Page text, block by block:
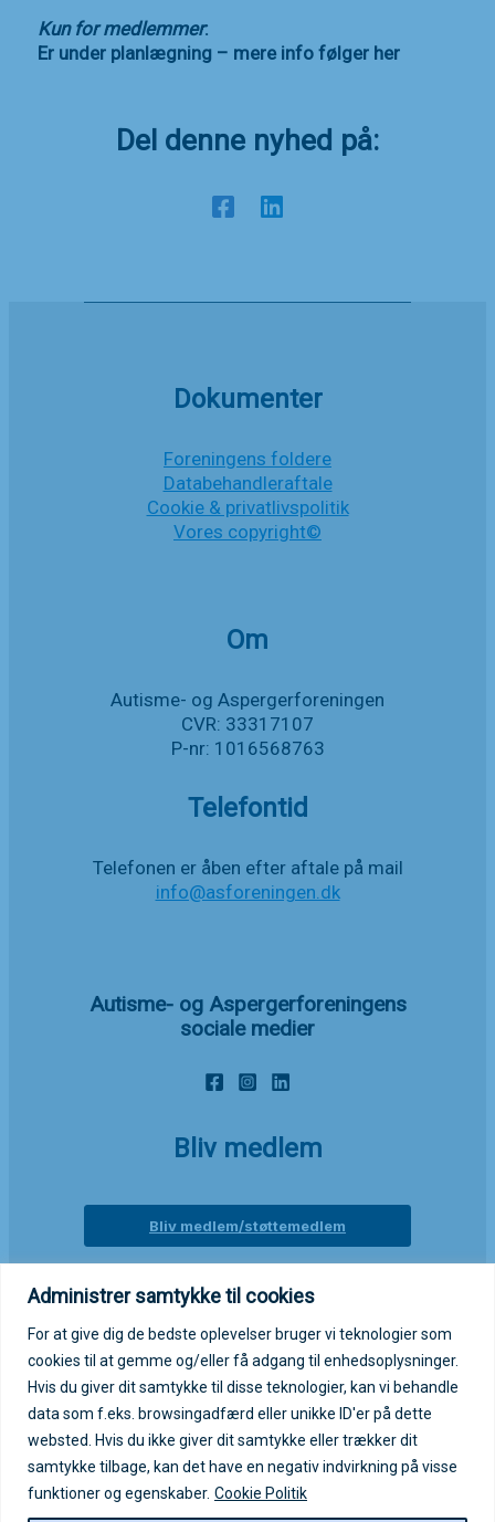
Administrer samtykke til cookies
For at give dig de bedste oplevelser bruger vi teknologier som
cookies til at gemme og/eller få adgang til enhedsoplysninger.
Hvis du giver dit samtykke til disse teknologier, kan vi behandle
data som f.eks. browsingadfærd eller unikke ID'er på dette
websted. Hvis du ikke giver dit samtykke eller trækker dit
samtykke tilbage, kan det have en negativ indvirkning på visse
funktioner og egenskaber. Cookie Politik
Kun for medlemmer:
Er under planlægning – mere info følger her
Del denne nyhed på:
Dokumenter
Foreningens foldere
Databehandleraftale
Cookie & privatlivspolitik
Vores copyright©
Om
Autisme- og Aspergerforeningen
CVR: 33317107
P-nr: 1016568763
Telefontid
Telefonen er åben efter aftale på mail
info@asforeningen.dk
Autisme- og Aspergerforeningens
sociale medier
Bliv medlem
Bliv medlem/støttemedlem
Login på medlemsportal
Log ind på medlemsportal